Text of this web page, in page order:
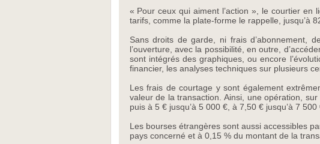
« Pour ceux qui aiment l’action », le courtier en
tarifs, comme la plate-forme le rappelle, jusqu’à
Sans droits de garde, ni frais d’abonnement,
l’ouverture, avec la possibilité, en outre,
sont intégrés des graphiques, ou encore
financier, les analyses techniques sur plusieurs
Les frais de courtage y sont également
valeur de la transaction. Ainsi, une opération,
puis à 5 € jusqu’à 5 000 €, à 7,50 € jusqu’à 7
Les bourses étrangères sont aussi accessibles
pays concerné et à 0,15 % du montant de la